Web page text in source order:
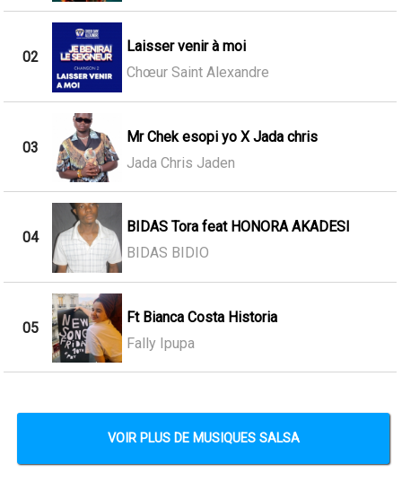
02
Laisser venir à moi
Chœur Saint Alexandre
03
Mr Chek esopi yo X Jada chris
Jada Chris Jaden
04
BIDAS Tora feat HONORA AKADESI
BIDAS BIDIO
05
Ft Bianca Costa Historia
Fally Ipupa
VOIR PLUS DE MUSIQUES SALSA